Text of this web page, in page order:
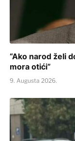
“Ako narod želi
mora otići”
9. Augusta 2026.